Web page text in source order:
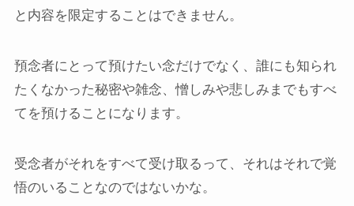
と内容を限定することはできません。
預念者にとって預けたい念だけでなく、誰にも知られ
たくなかった秘密や雑念、憎しみや悲しみまでもすべ
てを預けることになります。
受念者がそれをすべて受け取るって、それはそれで覚
悟のいることなのではないかな。